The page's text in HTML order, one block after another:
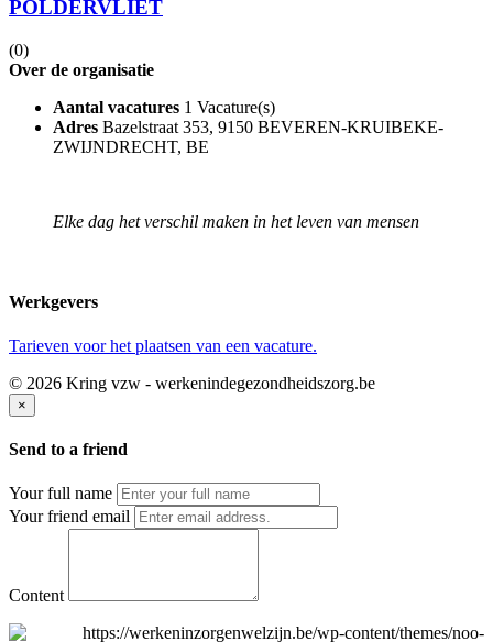
POLDERVLIET
(0)
Over de organisatie
Aantal vacatures 1 Vacature(s)
Adres Bazelstraat 353, 9150 BEVEREN-KRUIBEKE-
ZWIJNDRECHT, BE
Elke dag het verschil maken in het leven van mensen
Werkgevers
Tarieven voor het plaatsen van een vacature.
© 2026 Kring vzw - werkenindegezondheidszorg.be
×
Send to a friend
Your full name
Your friend email
Content